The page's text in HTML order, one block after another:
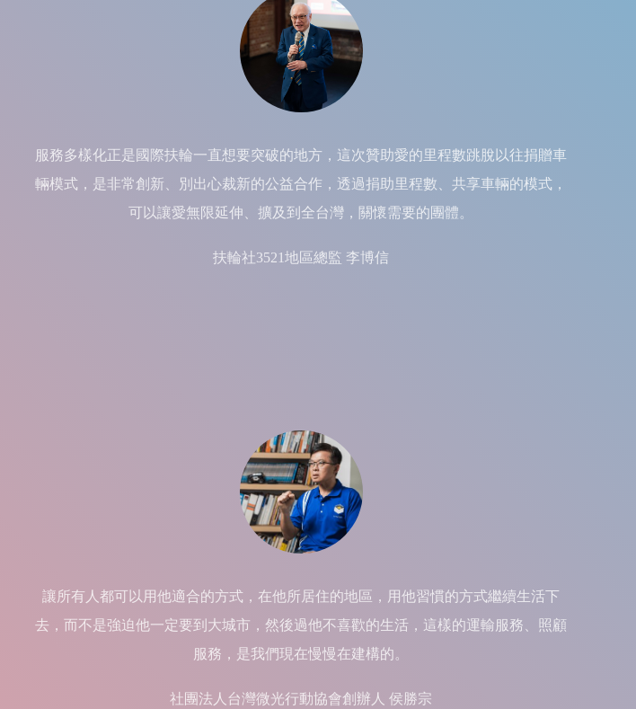
服務多樣化正是國際扶輪一直想要突破的地方，這次贊助愛的里程數跳脫以往捐贈車
輛模式，是非常創新、別出心裁新的公益合作，透過捐助里程數、共享車輛的模式，
可以讓愛無限延伸、擴及到全台灣，關懷需要的團體。
扶輪社3521地區總監 李博信
讓所有人都可以用他適合的方式，在他所居住的地區，用他習慣的方式繼續生活下
去，而不是強迫他一定要到大城市，然後過他不喜歡的生活，這樣的運輸服務、照顧
服務，是我們現在慢慢在建構的。
社團法人台灣微光行動協會創辦人 侯勝宗